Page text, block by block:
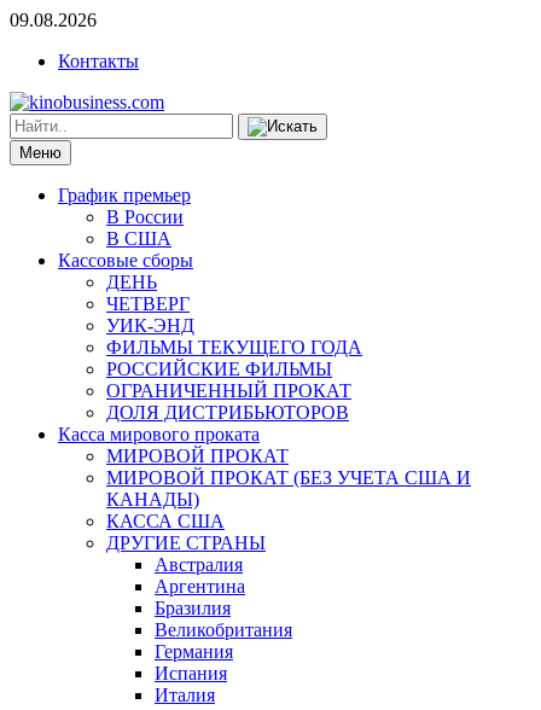
09.08.2026
Контакты
Меню
График премьер
В России
В США
Кассовые сборы
ДЕНЬ
ЧЕТВЕРГ
УИК-ЭНД
ФИЛЬМЫ ТЕКУЩЕГО ГОДА
РОССИЙСКИЕ ФИЛЬМЫ
ОГРАНИЧЕННЫЙ ПРОКАТ
ДОЛЯ ДИСТРИБЬЮТОРОВ
Касса мирового проката
МИРОВОЙ ПРОКАТ
МИРОВОЙ ПРОКАТ (БЕЗ УЧЕТА США И
КАНАДЫ)
КАССА США
ДРУГИЕ СТРАНЫ
Австралия
Аргентина
Бразилия
Великобритания
Германия
Испания
Италия